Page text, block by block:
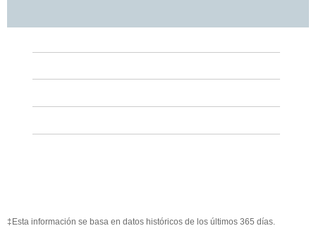
‡Esta información se basa en datos históricos de los últimos 365 días.